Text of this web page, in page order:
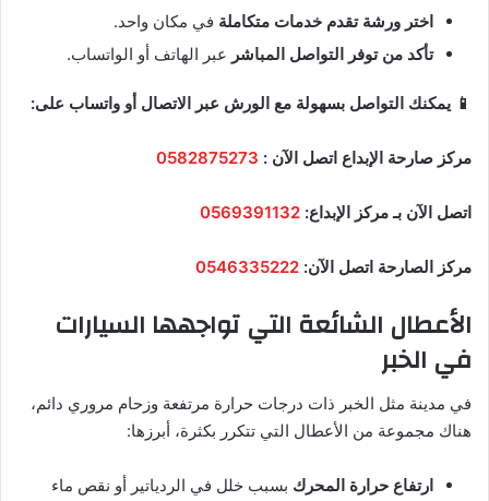
اختر ورشة تقدم خدمات متكاملة في مكان واحد.
تأكد من توفر التواصل المباشر عبر الهاتف أو الواتساب.
📱 يمكنك التواصل بسهولة مع الورش عبر الاتصال أو واتساب على:
مركز صارحة الإبداع اتصل الآن : 0582875273
اتصل الآن بـ مركز الإبداع: 0569391132
مركز الصارحة اتصل الآن: 0546335222
الأعطال الشائعة التي تواجهها السيارات
في الخبر
في مدينة مثل الخبر ذات درجات حرارة مرتفعة وزحام مروري دائم،
هناك مجموعة من الأعطال التي تتكرر بكثرة، أبرزها:
ارتفاع حرارة المحرك بسبب خلل في الردياتير أو نقص ماء